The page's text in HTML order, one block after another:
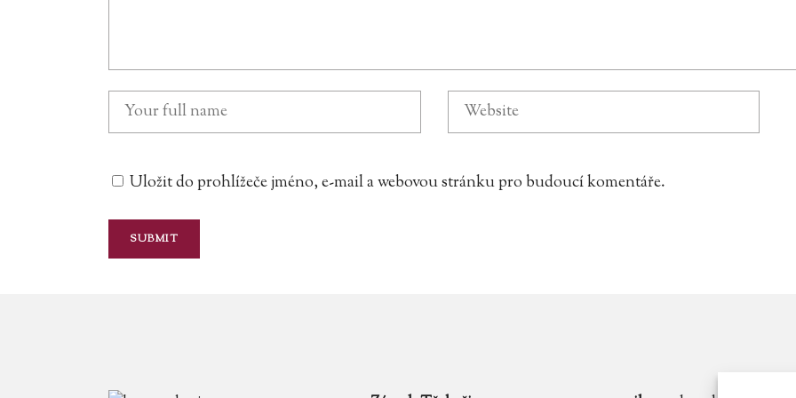
Uložit do prohlížeče jméno, e-mail a webovou stránku pro budoucí komentáře.